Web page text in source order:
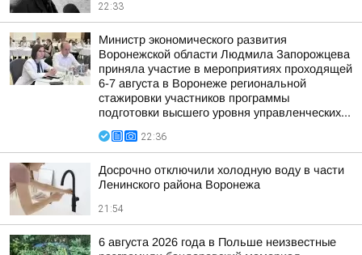
22:33
Министр экономического развития
Воронежской области Людмила Запорожцева
приняла участие в мероприятиях проходящей
6-7 августа в Воронеже региональной
стажировки участников программы
подготовки высшего уровня управленческих...
22:36
Досрочно отключили холодную воду в части
Ленинского района Воронежа
21:54
6 августа 2026 года в Польше неизвестные